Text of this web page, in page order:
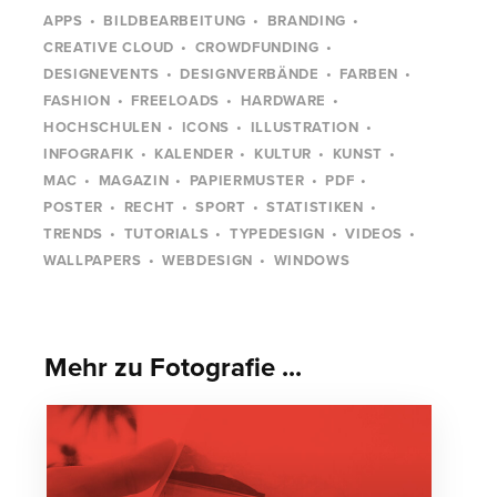
APPS BILDBEARBEITUNG
BRANDING
CREATIVE CLOUD
CROWDFUNDING
DESIGNEVENTS
DESIGNVERBÄNDE
FARBEN
FASHION
FREELOADS
HARDWARE
HOCHSCHULEN
ICONS
ILLUSTRATION
INFOGRAFIK
KALENDER KULTUR
KUNST
MAC
MAGAZIN PAPIERMUSTER
PDF
POSTER
RECHT SPORT
STATISTIKEN
TRENDS
TUTORIALS TYPEDESIGN
VIDEOS
WALLPAPERS
WEBDESIGN WINDOWS
Mehr zu Fotografie ...